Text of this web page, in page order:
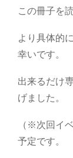
この冊子を
より具体的
幸いです。
出来るだけ
げました。
（※次回イ
予定です。